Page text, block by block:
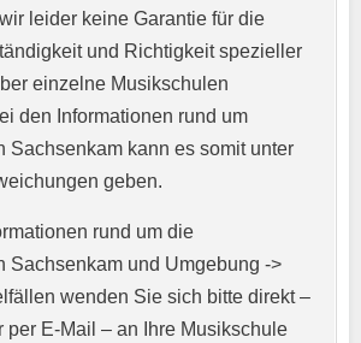
*
leider keine Garantie für die
und Richtigkeit spezieller
einzelne Musikschulen
den Informationen rund um
Sachsenkam kann es somit unter
geben.
rund um die
Sachsenkam und Umgebung ->
wenden Sie sich bitte direkt –
per E-Mail – an Ihre Musikschule